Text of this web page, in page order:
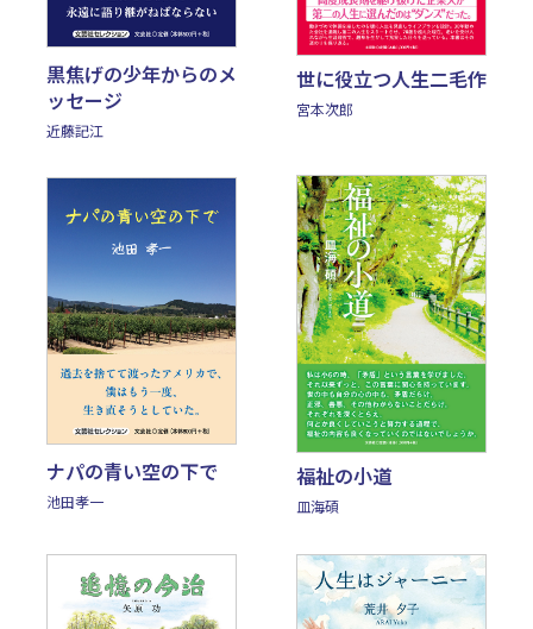
黒焦げの少年からのメ
ッセージ
近藤記江
世に役立つ人生二毛作
宮本次郎
ナパの青い空の下で
池田孝一
福祉の小道
皿海碩